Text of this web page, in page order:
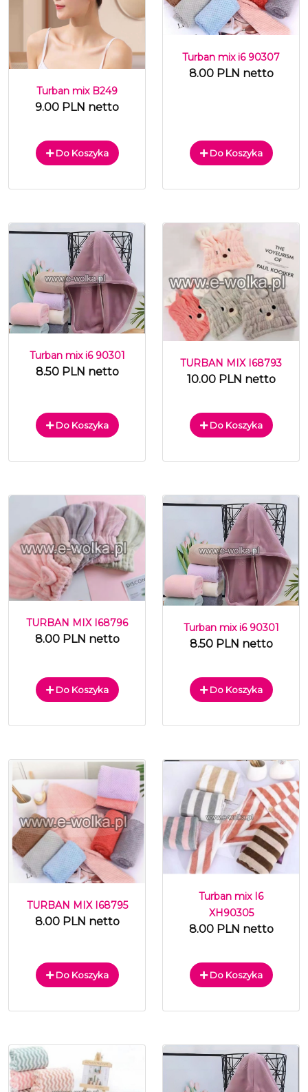
Turban mix B249
9.00 PLN netto
Do Koszyka
Turban mix i6 90307
8.00 PLN netto
Do Koszyka
Turban mix i6 90301
8.50 PLN netto
Do Koszyka
TURBAN MIX I68793
10.00 PLN netto
Do Koszyka
TURBAN MIX I68796
8.00 PLN netto
Do Koszyka
Turban mix i6 90301
8.50 PLN netto
Do Koszyka
TURBAN MIX I68795
8.00 PLN netto
Do Koszyka
Turban mix I6
XH90305
8.00 PLN netto
Do Koszyka